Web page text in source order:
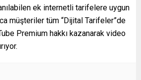
ek internetli tarifelere uygun
müşteriler tüm “Dijital Tarifeler”de
Premium hakkı kazanarak video